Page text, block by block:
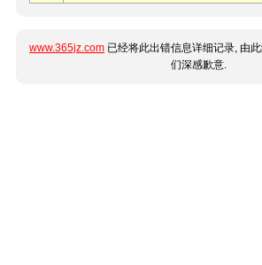
www.365jz.com 已经将此出错信息详细记录, 由
们深感歉意.